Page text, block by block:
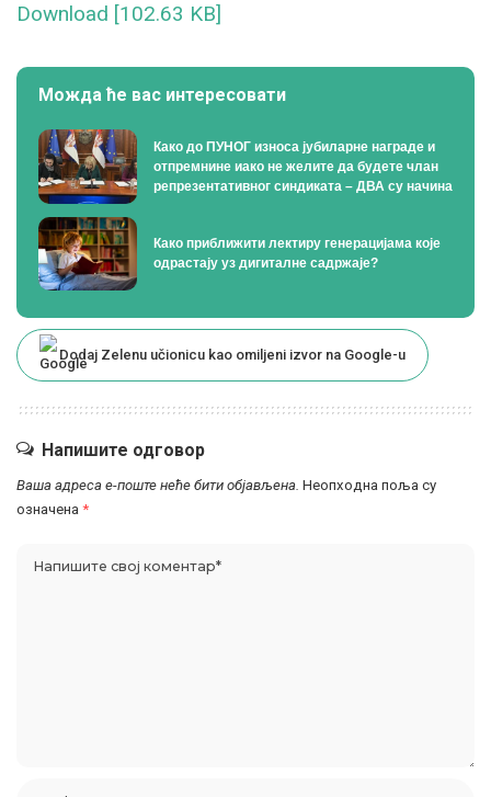
Download [102.63 KB]
Можда ће вас интересовати
Како до ПУНОГ износа јубиларне награде и
отпремнине иако не желите да будете члан
репрезентативног синдиката – ДВА су начина
Како приближити лектиру генерацијама које
одрастају уз дигиталне садржаје?
Dodaj Zelenu učionicu kao omiljeni izvor na Google-u
Напишите одговор
Ваша адреса е-поште неће бити објављена. Неопходна поља су
означена *